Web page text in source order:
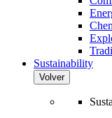
Sustainability
Volver